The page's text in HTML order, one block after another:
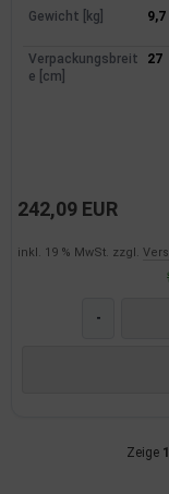
Gewicht [kg] 9,7
Verpackungsbreit
e [cm]
27
242,09 EUR
inkl. 19 % MwSt. zzgl.
-
Zeige 1